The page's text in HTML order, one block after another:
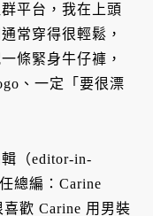
平台，我在上頭
常穿得很輕鬆，
條緊身牛仔褲，
、一定「要很漂
（editor-in-
總編：Carine
歡 Carine 用男裝